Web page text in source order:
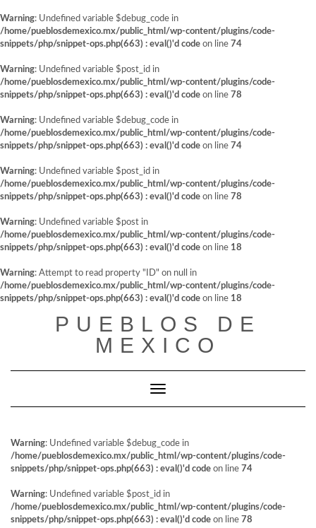
Warning: Undefined variable $debug_code in
/home/pueblosdemexico.mx/public_html/wp-content/plugins/code-
snippets/php/snippet-ops.php(663) : eval()'d code on line 74
Warning: Undefined variable $post_id in
/home/pueblosdemexico.mx/public_html/wp-content/plugins/code-
snippets/php/snippet-ops.php(663) : eval()'d code on line 78
Warning: Undefined variable $debug_code in
/home/pueblosdemexico.mx/public_html/wp-content/plugins/code-
snippets/php/snippet-ops.php(663) : eval()'d code on line 74
Warning: Undefined variable $post_id in
/home/pueblosdemexico.mx/public_html/wp-content/plugins/code-
snippets/php/snippet-ops.php(663) : eval()'d code on line 78
Warning: Undefined variable $post in
/home/pueblosdemexico.mx/public_html/wp-content/plugins/code-
snippets/php/snippet-ops.php(663) : eval()'d code on line 18
Warning: Attempt to read property "ID" on null in
/home/pueblosdemexico.mx/public_html/wp-content/plugins/code-
snippets/php/snippet-ops.php(663) : eval()'d code on line 18
PUEBLOS DE
MEXICO
Cambiar modo de navegación
Warning: Undefined variable $debug_code in
/home/pueblosdemexico.mx/public_html/wp-content/plugins/code-
snippets/php/snippet-ops.php(663) : eval()'d code on line 74
Warning: Undefined variable $post_id in
/home/pueblosdemexico.mx/public_html/wp-content/plugins/code-
snippets/php/snippet-ops.php(663) : eval()'d code on line 78